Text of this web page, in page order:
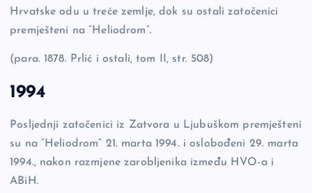
Hrvatske odu u treće zemlje, dok su ostali zatočenici
premješteni na “Heliodrom”.
(para. 1878. Prlić i ostali, tom II, str. 508)
1994
Posljednji zatočenici iz Zatvora u Ljubuškom premješteni
su na “Heliodrom” 21. marta 1994. i oslobođeni 29. marta
1994., nakon razmjene zarobljenika između HVO-a i
ABiH.